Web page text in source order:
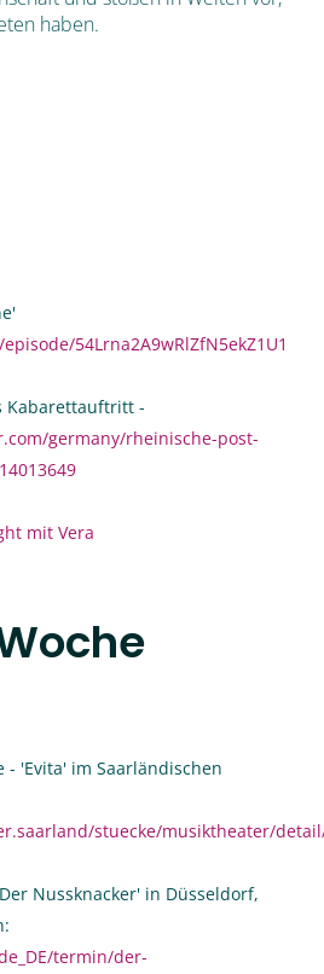
haben.
54Lrna2A9wRlZfN5ekZ1U1
Kabarettauftritt -
germany/rheinische-post-
mit Vera
- 'Evita' im Saarländischen
stuecke/musiktheater/
Nussknacker' in Düsseldorf,
termin/der-